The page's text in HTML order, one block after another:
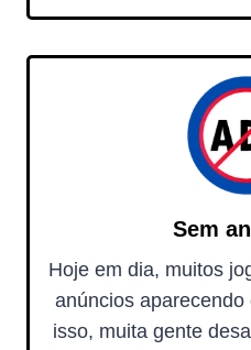
Sem
Hoje em dia, muitos
anúncios
isso, muita gente